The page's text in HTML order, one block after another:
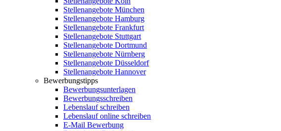
Stellenangebote München
Stellenangebote Hamburg
Stellenangebote Frankfurt
Stellenangebote Stuttgart
Stellenangebote Dortmund
Stellenangebote Nürnberg
Stellenangebote Düsseldorf
Stellenangebote Hannover
Bewerbungstipps
Bewerbungsunterlagen
Bewerbungsschreiben
Lebenslauf schreiben
Lebenslauf online schreiben
E-Mail Bewerbung